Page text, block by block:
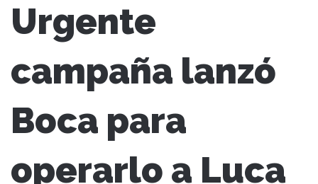
Urgente
campaña lanzó
Boca para
operarlo a Luca